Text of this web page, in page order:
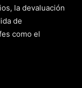
la devaluación
de
como el